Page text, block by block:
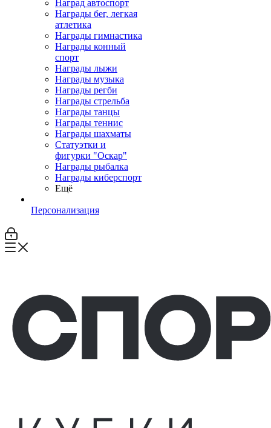
Наград автоспорт
Награды бег, легкая
атлетика
Награды гимнастика
Награды конный
спорт
Награды лыжи
Награды музыка
Награды регби
Награды стрельба
Награды танцы
Награды теннис
Награды шахматы
Статуэтки и
фигурки "Оскар"
Награды рыбалка
Награды киберспорт
Ещё
Персонализация